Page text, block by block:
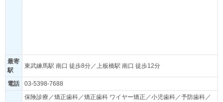
最寄
駅
東武練馬駅 南口 徒歩8分／上板橋駅 南口 徒歩12分
電話 03-5398-7688
保険診療／矯正歯科／矯正歯科 ワイヤー矯正／小児歯科／予防歯科／